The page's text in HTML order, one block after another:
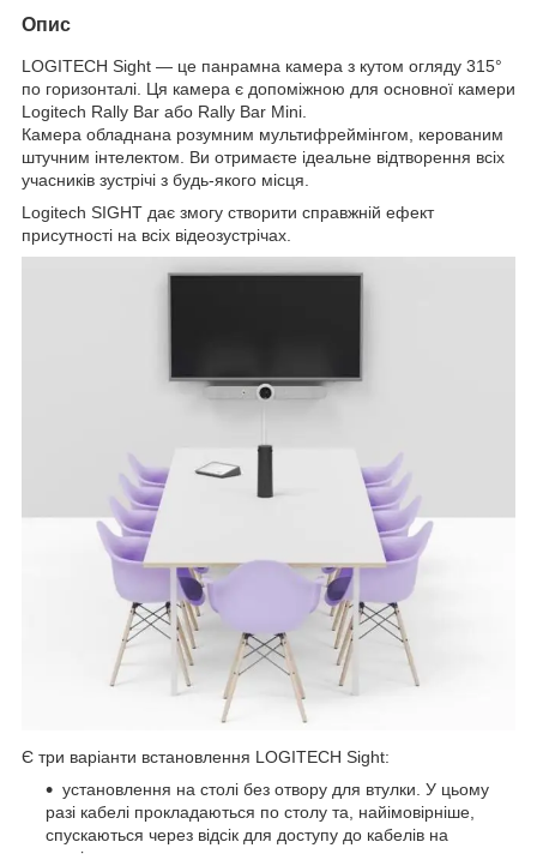
Опис
LOGITECH Sight — це панрамна камера з кутом огляду 315°
по горизонталі. Ця камера є допоміжною для основної камери
Logitech Rally Bar або Rally Bar Mini.
Камера обладнана розумним мультифреймінгом, керованим
штучним інтелектом. Ви отримаєте ідеальне відтворення всіх
учасників зустрічі з будь-якого місця.
Logitech SIGHT дає змогу створити справжній ефект
присутності на всіх відеозустрічах.
Є три варіанти встановлення LOGITECH Sight:
установлення на столі без отвору для втулки. У цьому
разі кабелі прокладаються по столу та, найімовірніше,
спускаються через відсік для доступу до кабелів на